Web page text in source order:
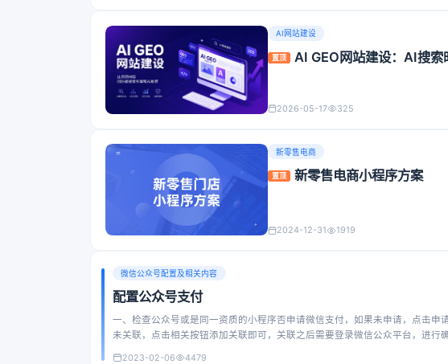
AI网站建设
置顶 AI GEO网站建设：AI搜索
2026-05-17 325
新零售电商
置顶 新零售电商小程序方案
2024-12-31 1919
微信公众号配置及相关内容
配置公众号支付
一、检查公众号或是同一资质的小程序否申请微信支付，如果未申请，点击
未关联，点击相关按钮添加关联即可，关联之后需要登录微信公众平台，进行
2023-02-06 4479